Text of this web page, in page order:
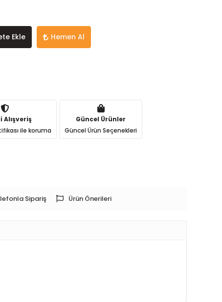
Ekle Hemen Al
Alışveriş
ile koruma
Güncel Ürünler
Güncel Ürün Seçenekleri
Sipariş Ürün Önerileri